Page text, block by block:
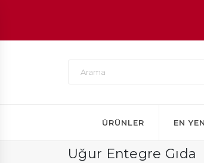
ÜRÜNLER EN
Uğur Entegre Gıda